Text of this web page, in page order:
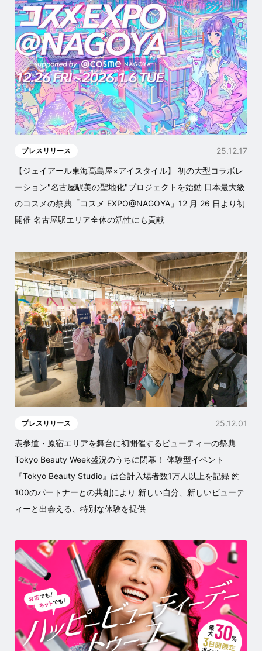
プレスリリース
25.12.17
【ジェイアール東海髙島屋×アイスタイル】 初の大型コラボレ
ーション"名古屋駅美の聖地化"プロジェクトを始動 日本最大級
のコスメの祭典「コスメ EXPO@NAGOYA」12 月 26 日より初
開催 名古屋駅エリア全体の活性にも貢献
プレスリリース
25.12.01
表参道・原宿エリアを舞台に初開催するビューティーの祭典
Tokyo Beauty Week盛況のうちに閉幕！ 体験型イベント
『Tokyo Beauty Studio』は合計入場者数1万人以上を記録 約
100のパートナーとの共創により 新しい自分、新しいビューテ
ィーと出会える、特別な体験を提供